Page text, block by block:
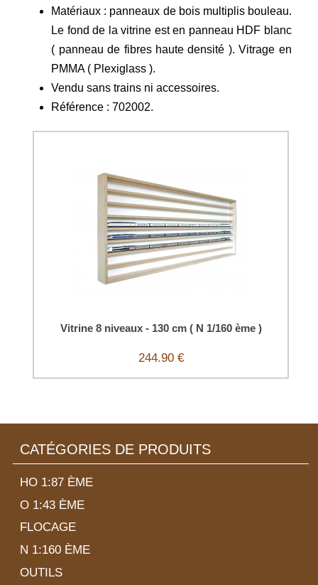
Matériaux : panneaux de bois multiplis bouleau.
Le fond de la vitrine est en panneau HDF blanc
( panneau de fibres haute densité ). Vitrage en
PMMA ( Plexiglass ).
Vendu sans trains ni accessoires.
Référence : 702002.
Vitrine 8 niveaux - 130 cm ( N 1/160 ème )
244.90 €
CATÉGORIES DE PRODUITS
HO 1:87 ÈME
O 1:43 ÈME
FLOCAGE
N 1:160 ÈME
OUTILS